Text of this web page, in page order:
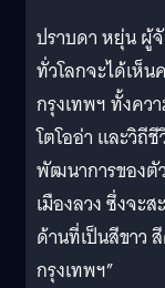
ปราบดา หยุ่น ผู้
ทั่วโลกจะได้เห็
กรุงเทพฯ ทั้งคว
โตโออ่า และวิถี
พัฒนาการของตั
เมืองลวง ซึ่งจะ
ด้านที่เป็นสีขาว
กรุงเทพฯ”